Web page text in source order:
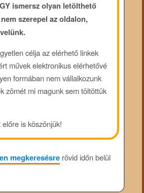
ismersz olyan letölthető
szerepel az oldalon,
célja az elérhető linkek
művek elektronikus elérhetővé
formában nem vállalkozunk
zömét mi magunk sem töltöttük
is köszönjük!
megkeresésrerövid időn belül